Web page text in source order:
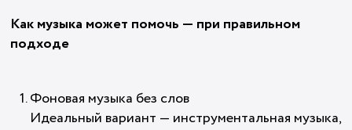
Как музыка может помочь — при правильном
подходе
Фоновая музыка без слов
Идеальный вариант — инструментальная музыка,